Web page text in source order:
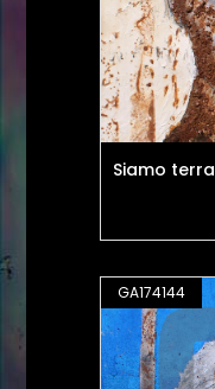
Siamo terra
GA174144